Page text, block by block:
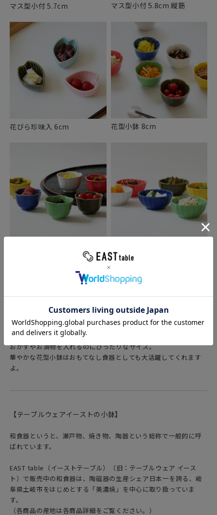
マス型小付 5.7cm マス型小付 5.8cm 縦筋
花びら珍味入 6cm 花型小鉢 8cm
お好みのカラーが選べる、6色の可愛い小鉢。
テーブルにお花が咲いたように、食卓を明るい雰囲気にしてくれ
ます。
おかずやお漬物を入れるのにぴったりなサイズ。
華やかな花型小鉢はおもてなし食器としても大活躍してくれます
よ。
【テーブルウェアイーストの小鉢】
和食器というと、瀬戸物、焼き物、陶器という総称で一般的に呼
ばれています。
EAST table（イーストテーブル）（旧：テーブルウェア イース
ト）で販売中の和食器は、陶磁器の生産シェア日本一を誇る、岐
阜県土岐市をはじめとする「美濃焼」を中心に取り扱っていま
す。
（各商品の産地は各商品詳細をご覧ください。）